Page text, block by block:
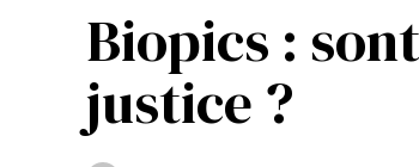
Biopics :
justice ?